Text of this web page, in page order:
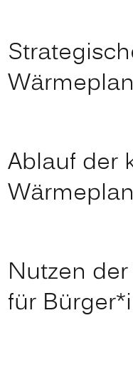
Ablauf der
Nutzen
für